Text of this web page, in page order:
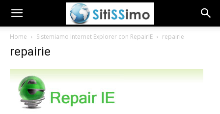
Home Sistemiamo Internet Explorer con RepairIE repairie
repairie